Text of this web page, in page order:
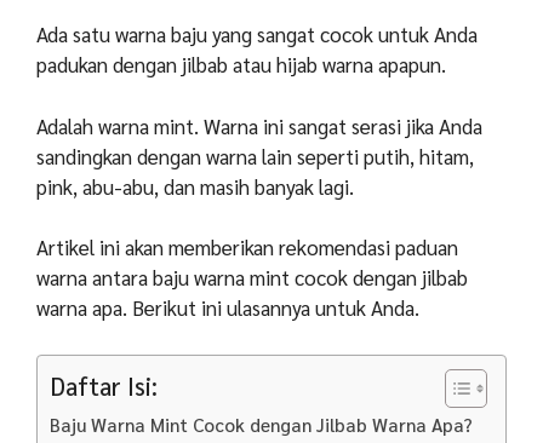
Ada satu warna baju yang sangat cocok untuk Anda
padukan dengan jilbab atau hijab warna apapun.
Adalah warna mint. Warna ini sangat serasi jika Anda
sandingkan dengan warna lain seperti putih, hitam,
pink, abu-abu, dan masih banyak lagi.
Artikel ini akan memberikan rekomendasi paduan
warna antara baju warna mint cocok dengan jilbab
warna apa. Berikut ini ulasannya untuk Anda.
Daftar Isi:
Baju Warna Mint Cocok dengan Jilbab Warna Apa?